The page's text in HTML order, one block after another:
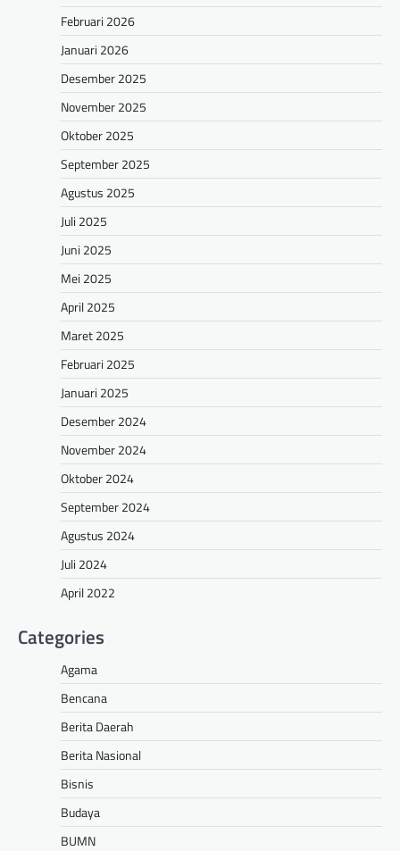
Februari 2026
Januari 2026
Desember 2025
November 2025
Oktober 2025
September 2025
Agustus 2025
Juli 2025
Juni 2025
Mei 2025
April 2025
Maret 2025
Februari 2025
Januari 2025
Desember 2024
November 2024
Oktober 2024
September 2024
Agustus 2024
Juli 2024
April 2022
Categories
Agama
Bencana
Berita Daerah
Berita Nasional
Bisnis
Budaya
BUMN